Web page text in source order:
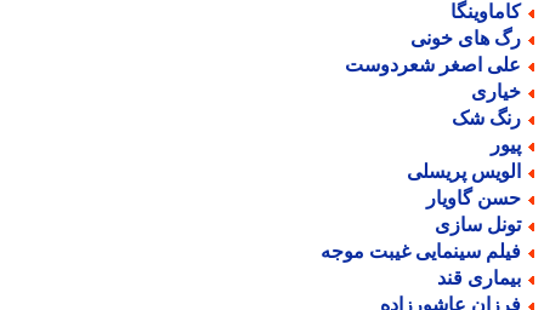
های خونی
اصغر شعردوست
شک
پریسلی
گاویار
سازی
سینمایی غیبت موجه
قند
عاشورزاده